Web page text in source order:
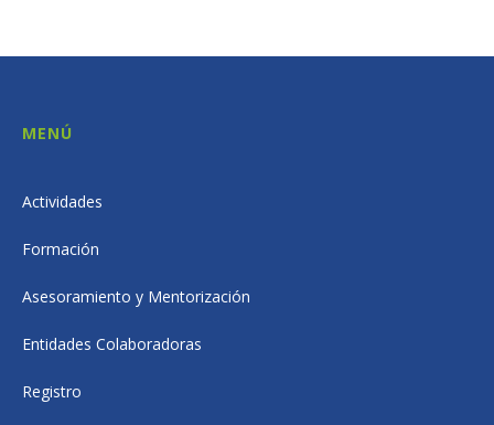
MENÚ
Actividades
Formación
Asesoramiento y Mentorización
Entidades Colaboradoras
Registro